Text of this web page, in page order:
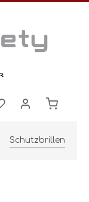
Schutzbrillen